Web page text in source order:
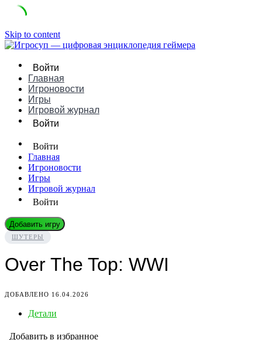
Skip to content
Войти
Главная
Игроновости
Игры
Игровой журнал
Войти
Войти
Главная
Игроновости
Игры
Игровой журнал
Войти
Добавить игру
ШУТЕРЫ
Over The Top: WWI
ДОБАВЛЕНО 16.04.2026
Детали
Добавить в избранное